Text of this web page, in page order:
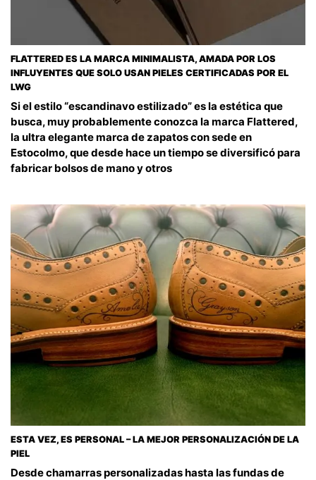
FLATTERED ES LA MARCA MINIMALISTA, AMADA POR LOS
INFLUYENTES QUE SOLO USAN PIELES CERTIFICADAS POR EL
LWG
Si el estilo “escandinavo estilizado” es la estética que
busca, muy probablemente conozca la marca Flattered,
la ultra elegante marca de zapatos con sede en
Estocolmo, que desde hace un tiempo se diversificó para
fabricar bolsos de mano y otros
ESTA VEZ, ES PERSONAL – LA MEJOR PERSONALIZACIÓN DE LA
PIEL
Desde chamarras personalizadas hasta las fundas de